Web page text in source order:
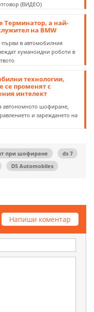
(ВИДЕО)
Терминатор, а най-
на BMW
първи в автомобилния
хуманоидни роботи в
технологии,
се променят с
интелект
автономното шофиране,
и зареждането на
при шофиране
ds 7
DS Automobiles
Напиши коментар